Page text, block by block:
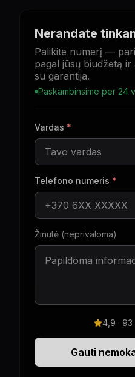
Nerandate
Palikite numerį —
pagal jūsų biudžetą
su garantija.
Paskambinsime per 24
Vardas *
Telefono numeris *
Žinutė (neprivaloma)
4,9 ·
Gauti